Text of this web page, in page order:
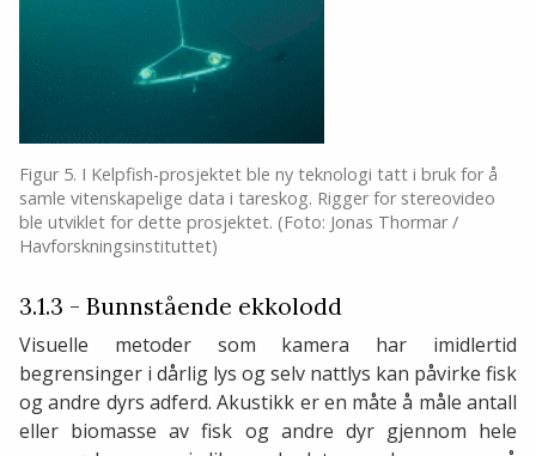
Figur 5. I Kelpfish-prosjektet ble ny teknologi tatt i bruk for å
samle vitenskapelige data i tareskog. Rigger for stereovideo
ble utviklet for dette prosjektet. (Foto: Jonas Thormar /
Havforskningsinstituttet)
3.1.3 - Bunnstående ekkolodd
Visuelle metoder som kamera har imidlertid
begrensinger i dårlig lys og selv nattlys kan påvirke fisk
og andre dyrs adferd. Akustikk er en måte å måle antall
eller biomasse av fisk og andre dyr gjennom hele